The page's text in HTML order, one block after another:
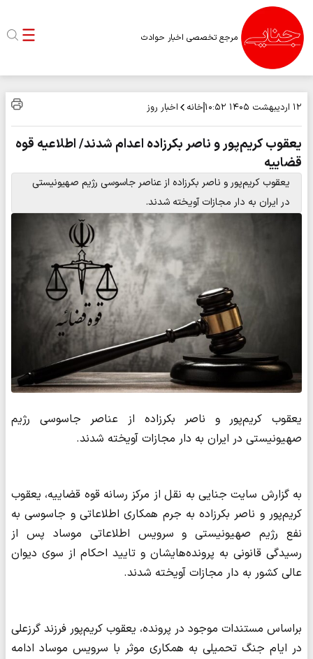
مرجع تخصصی اخبار حوادث
۱۲ اردیبهشت ۱۴۰۵ ۱۰:۵۲ خانه اخبار روز
یعقوب کریم‌پور و ناصر بکرزاده اعدام شدند/ اطلاعیه قوه
قضاییه
یعقوب کریم‌پور و ناصر بکرزاده از عناصر جاسوسی رژیم صهیونیستی
در ایران به دار مجازات آویخته شدند.
یعقوب کریم‌پور و ناصر بکرزاده از عناصر جاسوسی رژیم
صهیونیستی در ایران به دار مجازات آویخته شدند.
به گزارش سایت جنایی به نقل از مرکز رسانه قوه قضاییه، یعقوب
کریم‌پور و ناصر بکرزاده به جرم همکاری اطلاعاتی و جاسوسی به
نفع رژیم صهیونیستی و سرویس اطلاعاتی موساد پس از
رسیدگی قانونی به پرونده‌هایشان و تایید احکام از سوی دیوان
عالی کشور به دار مجازات آویخته شدند.
براساس مستندات موجود در پرونده، یعقوب کریم‌پور فرزند گرزعلی
در ایام جنگ تحمیلی به همکاری موثر با سرویس موساد ادامه